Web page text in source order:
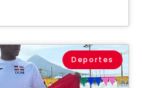
Deportes